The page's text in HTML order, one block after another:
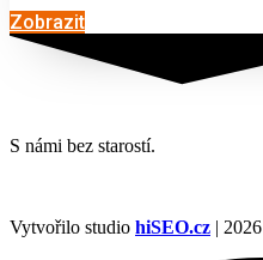
Zobrazit
S námi bez starostí.
Vytvořilo studio hiSEO.cz | 2026